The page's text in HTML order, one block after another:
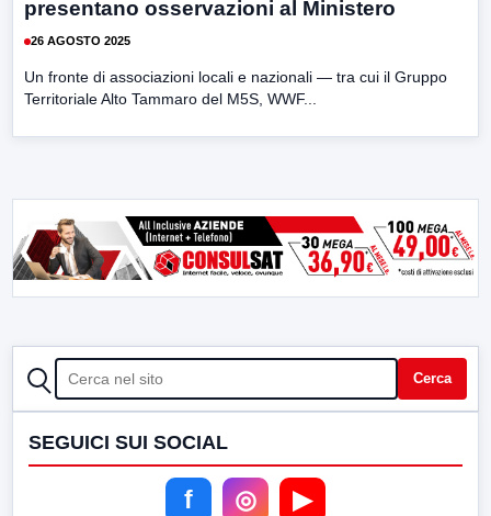
presentano osservazioni al Ministero
26 AGOSTO 2025
Un fronte di associazioni locali e nazionali — tra cui il Gruppo
Territoriale Alto Tammaro del M5S, WWF...
CERCA Cerca
SEGUICI SUI SOCIAL
f ◎ ▶